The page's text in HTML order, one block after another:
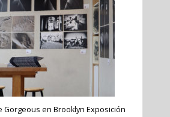
Gorgeous en Brooklyn Exposición